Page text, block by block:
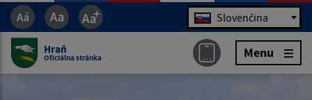
Jazyk Slovenčina
Hraň
Oficiálna stránka Menu